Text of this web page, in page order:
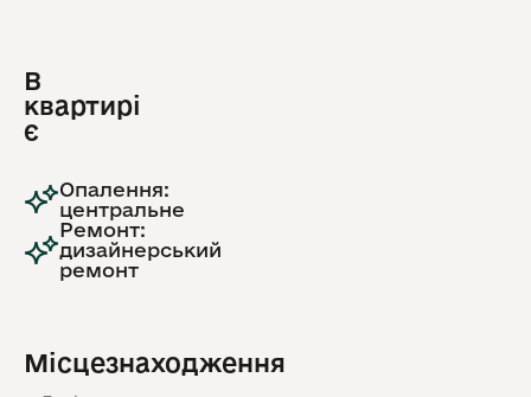
В
квартирі
є
Опалення:
центральне
Ремонт:
дизайнерський
ремонт
Місцезнаходження